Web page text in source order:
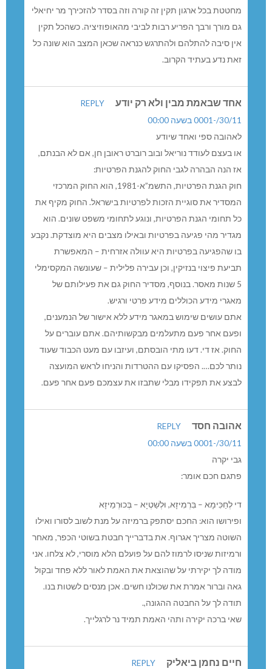
מחטטת בכל ארגון תקין זה קורה וזה בסדר להזכירך מר יחיאלי
גם מורך ורבך הפריע רבות לביבי מהאופוזיציה. כשהכל תקין
אין סיבה להתלהם ולהתרגש כנראה שכאן המצב הוא שונה כל
זאת נדע בעתיד הקרוב.
אחד שבאמת מבין ולא רק יודע
REPLY
30/11/-0001 בשעה 00:00
לאהובה ספי ואחד שיודע
או בעצם לעודד נוריאל ובוב רוברט ראובן חן, אם לא הבנתם,
אז הנה הבהרה לגבי החוק להגנת הפרטיות:
חוק הגנת הפרטיות, התשמ”א-1981, הוא החוק המרכזי
המסדיר את סוגיית הזכות לפרטיות בישראל. החוק מקיף את
כל תחומי הגנת הפרטיות, ונוגע לתחומי משפט שונים. הוא
מגדיר מהי פגיעה בפרטיות ובאילו מצבים היא מוצדקת. נקבע
בו שהפגיעה בפרטיות היא עוולה אזרחית – המאפשרת
תביעת פיצוי בנזיקין, וכן עבירה פלילית – שעונשה המקסימלי
5 שנות מאסר. בנוסף, מסדיר החוק גם את פעילותם של
מאגרי מידע הכוללים מידע פרטי ורגיש.
אתם עושים שימוש במאגר מידע ללא אישור של הנמענים,
ופעם אחר פעם מתעלמים מבקשותיהם. אתם עוברים על
החוק. אז די. דעו מתי הובסתם, ועיזבו עם מעט הכבוד שעוד
נותר לכם…. הפסיקו עם ההטרדות והניחו לראש המועצה
לבצע את תפקידו מבלי שתבזו את עצמכם פעם אחר פעם.
אהובה חסד
REPLY
30/11/-0001 בשעה 00:00
גבי יקרה
פתגם חכם אומר:
די לְחַכִּימָא – בִּרְמִיזָא, וּלְשַׁטְיָא – בְּכוּרְמֵיזָא
ופירושו הוא: החכם יסתפק ברמיזה על מנת לשוב לסורו ואילו
השוטה מצריך אגרוף. את בדברייך חבטת בשוטי הכפר, מאחר
ורמיזות שניסו לרמוז להם על פועלם הלא מוסרי, לא צלחו. אני
מודה לך יקירתי על שהוצאת את האמת לאור ללא פחד ובקול
גאה וברור אמרת את שכולנו חשים. אכן מנסים לשטות בנו.
תודה לך על החבטה ההגונה,.
שאי ברכה יקירה ותהי האמת תמיד נר לרגלייך.
חיים נחמן ביאליק
REPLY